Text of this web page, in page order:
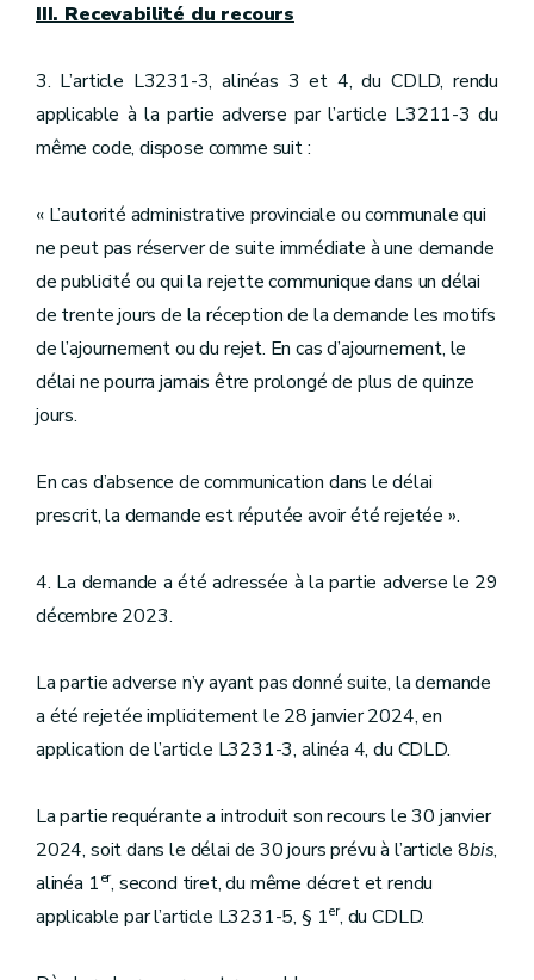
III. Recevabilité du recours
3. L’article L3231-3, alinéas 3 et 4, du CDLD, rendu
applicable à la partie adverse par l’article L3211-3 du
même code, dispose comme suit :
« L’autorité administrative provinciale ou communale qui
ne peut pas réserver de suite immédiate à une demande
de publicité ou qui la rejette communique dans un délai
de trente jours de la réception de la demande les motifs
de l’ajournement ou du rejet. En cas d’ajournement, le
délai ne pourra jamais être prolongé de plus de quinze
jours.
En cas d’absence de communication dans le délai
prescrit, la demande est réputée avoir été rejetée ».
4. La demande a été adressée à la partie adverse le 29
décembre 2023.
La partie adverse n’y ayant pas donné suite, la demande
a été rejetée implicitement le 28 janvier 2024, en
application de l’article L3231-3, alinéa 4, du CDLD.
La partie requérante a introduit son recours le 30 janvier
2024, soit dans le délai de 30 jours prévu à l’article 8bis,
alinéa 1er, second tiret, du même décret et rendu
applicable par l’article L3231-5, § 1er, du CDLD.